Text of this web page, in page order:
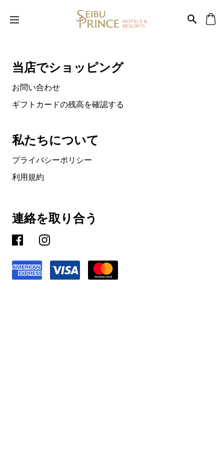
当店でショッピング
お問い合わせ
ギフトカードの残高を確認する
私たちについて
プライバシーポリシー
利用規約
連絡を取り合う